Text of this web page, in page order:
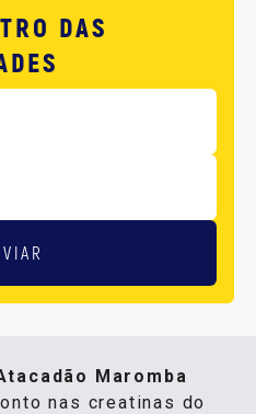
DAS
Maromba
nas creatinas do